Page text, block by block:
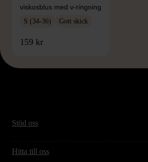
viskosblus med v-ringning
S (34-36) Gott skick
159 kr
Stöd oss
Hitta till oss